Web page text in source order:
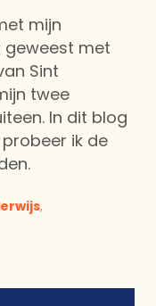
mijn
geweest met
Sint
twee
In dit blog
ik de
,